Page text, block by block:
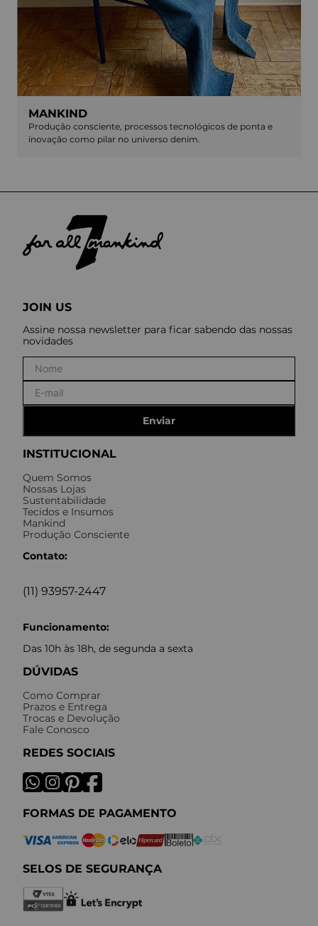
MANKIND
Produção consciente, processos tecnológicos de ponta e
inovação como pilar no universo denim.
INSTITUCIONAL
Quem Somos
Nossas Lojas
Sustentabilidade
Tecidos e Insumos
Mankind
Produção Consciente
Contato:
(11) 93957-2447
Funcionamento:
Das 10h às 18h, de segunda a sexta
DÚVIDAS
Como Comprar
Prazos e Entrega
Trocas e Devolução
Fale Conosco
REDES SOCIAIS
FORMAS DE PAGAMENTO
SELOS DE SEGURANÇA
JOIN US
Assine nossa newsletter para ficar sabendo das nossas
novidades
Enviar